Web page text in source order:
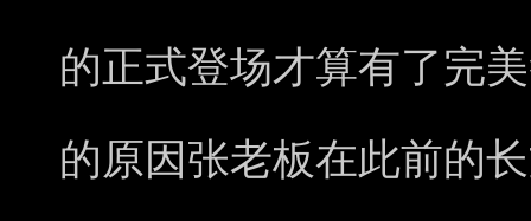
的正式登场才算有了完
的原因张老板在此前的